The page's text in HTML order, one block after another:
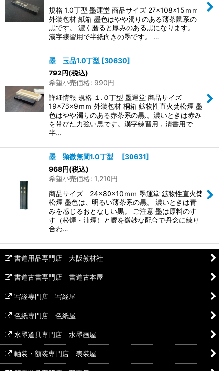
絞り込む
規格 1.0丁型 墨運堂 商品サイズ 27×108×15ｍｍ
外装包材 紙箱 墨色はやや濁りのある薄茶鼠系の
黒です。 濃く磨ると厚みのある黒になります。
漢字練習用で半紙向きの墨です。 …
墨 玉品1.0丁型 [30630]
792円(税込)
希望小売価格: 990円
詳細情報 規格 １.０丁型 墨運堂 商品サイズ
19×76×9ｍｍ 外装包材 桐箱 鉱物性直火焚松煙 墨
色はやや濁りのある赤茶系の黒.。濃いときは赤み
を帯びた力強い黒です。漢字練習用，清書用で
半…
墨 顕微無間1.0丁型 [30631]
968円(税込)
希望小売価格: 1,210円
商品サイズ 24×80×10ｍｍ 墨運堂 鉱物性直火焚
松煙 墨色は、明るい薄茶系の黒。 濃いときは青
みを感じるおとなしい黒。 ご注意 墨は原料のす
す（松煙・油煙）と膠を微妙な配合で丹念に練り
合わ…
書道用品専門店 大阪教材社
書道古書専門店 書道古本屋
写経専門店 写経屋
色紙専門店 色紙屋
水墨道具専門店 水墨画屋
軸装・額装専門店 表装屋